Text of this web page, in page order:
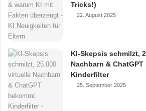
Tricks!)
22. August 2025
KI-Skepsis schmilzt,
Nachbarn &
Kinderfilter
25. September 2025